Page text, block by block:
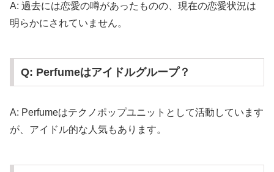
A: 過去には恋愛の噂があったものの、現在の恋愛状況は
明らかにされていません。
Q: Perfumeはアイドルグループ？
A: Perfumeはテクノポップユニットとして活動しています
が、アイドル的な人気もあります。